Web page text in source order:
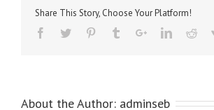
Share This Story, Choose Your Platform!
About the Author: adminseb